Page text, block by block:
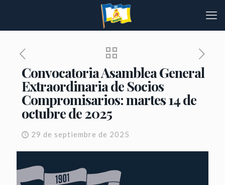
Convocatoria Asamblea General
Extraordinaria de Socios
Compromisarios: martes 14 de
octubre de 2025
29 de septiembre de 2025